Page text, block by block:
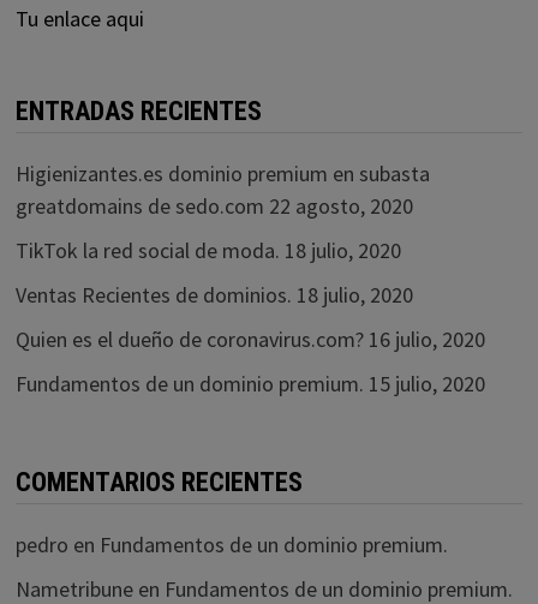
Tu enlace aqui
ENTRADAS RECIENTES
Higienizantes.es dominio premium en subasta
greatdomains de sedo.com 22 agosto, 2020
TikTok la red social de moda. 18 julio, 2020
Ventas Recientes de dominios. 18 julio, 2020
Quien es el dueño de coronavirus.com? 16 julio, 2020
Fundamentos de un dominio premium. 15 julio, 2020
COMENTARIOS RECIENTES
pedro en Fundamentos de un dominio premium.
Nametribuneen Fundamentos de un dominio premium.